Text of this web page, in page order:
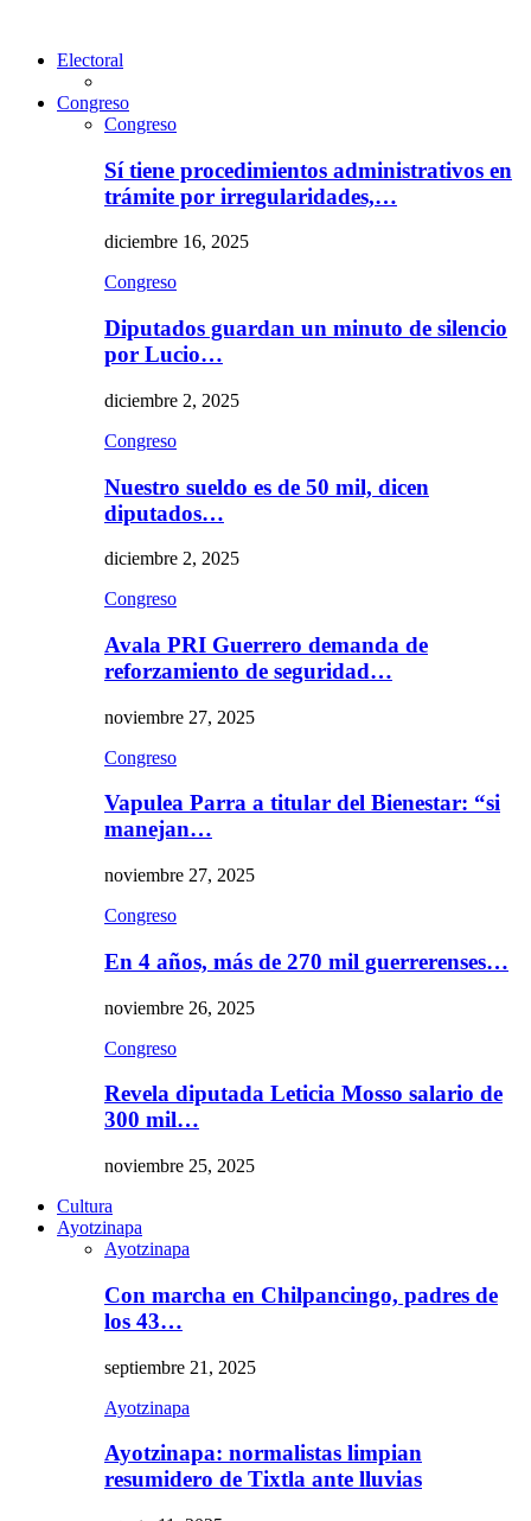
Electoral
Congreso
Congreso
Sí tiene procedimientos administrativos en
trámite por irregularidades,…
diciembre 16, 2025
Congreso
Diputados guardan un minuto de silencio
por Lucio…
diciembre 2, 2025
Congreso
Nuestro sueldo es de 50 mil, dicen
diputados…
diciembre 2, 2025
Congreso
Avala PRI Guerrero demanda de
reforzamiento de seguridad…
noviembre 27, 2025
Congreso
Vapulea Parra a titular del Bienestar: “si
manejan…
noviembre 27, 2025
Congreso
En 4 años, más de 270 mil guerrerenses…
noviembre 26, 2025
Congreso
Revela diputada Leticia Mosso salario de
300 mil…
noviembre 25, 2025
Cultura
Ayotzinapa
Ayotzinapa
Con marcha en Chilpancingo, padres de
los 43…
septiembre 21, 2025
Ayotzinapa
Ayotzinapa: normalistas limpian
resumidero de Tixtla ante lluvias